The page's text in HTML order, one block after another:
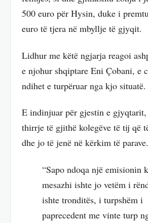
500 euro për Hysin, duke i
euro të tjera në mbyllje të gjyqit.
Lidhur me këtë ngjarja reagoi
e njohur shqiptare Eni Çobani, e
ndihet e turpëruar nga kjo situatë.
E indinjuar për gjestin e gjyqtarit,
thirrje të gjithë kolegëve të tij që
dhe jo të jenë në kërkim të parave.
“Sapo ndoqa një emisionin
mesazhi ishte jo vetëm i
ishte tronditës, i turpshëm i
paprecedent me vinte turp